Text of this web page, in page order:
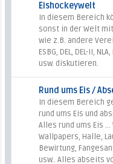
Eishockeywelt
In diesem Bereich
sonst in der Welt
wie z.B. andere
ESBG, DEL, DEL-II,
usw. diskutieren.
Rund ums Eis /
In diesem Bereich
rund ums Eis und
Alles rund ums Eis
Wallpapers, Halle,
Bewirtung,
usw.. Alles abseits